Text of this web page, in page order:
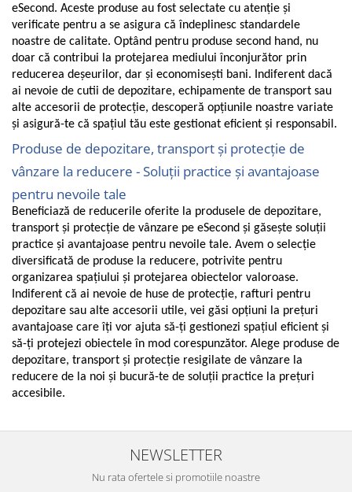
Imbracaminte femei
Imbracaminte si Incaltaminte copii
Incaltaminte barbati
Incaltaminte femei
Ochelari de soare
Ochelari de vedere
Gaming, Carti & Birotica
Birotica & Papetarie
Console, Jocuri & Accesorii
Ingrijire personala & Cosmetice
Accesorii aparate de ras electrice
Accesorii aparate hair styling
Aparate & Accesorii ingrijire
personala
Aparate cosmetice
Articole Sanatate si Wellness
Consumabile sanitare
Cosmetice si produse ingrijire
personala
Igiena dentara
Igiena si ingrijire
eSecond. Aceste produse au fost selectate cu atenție și
verificate pentru a se asigura că îndeplinesc standardele
noastre de calitate. Optând pentru produse second hand, nu
doar că contribui la protejarea mediului înconjurător prin
reducerea deșeurilor, dar și economisești bani. Indiferent dacă
ai nevoie de cutii de depozitare, echipamente de transport sau
alte accesorii de protecție, descoperă opțiunile noastre variate
și asigură-te că spațiul tău este gestionat eficient și responsabil.
Produse de depozitare, transport și protecție de
vânzare la reducere - Soluții practice și avantajoase
pentru nevoile tale
Beneficiază de reducerile oferite la produsele de depozitare,
transport și protecție de vânzare pe eSecond și găsește soluții
practice și avantajoase pentru nevoile tale. Avem o selecție
diversificată de produse la reducere, potrivite pentru
organizarea spațiului și protejarea obiectelor valoroase.
Indiferent că ai nevoie de huse de protecție, rafturi pentru
depozitare sau alte accesorii utile, vei găsi opțiuni la prețuri
avantajoase care îți vor ajuta să-ți gestionezi spațiul eficient și
să-ți protejezi obiectele în mod corespunzător. Alege produse de
depozitare, transport și protecție resigilate de vânzare la
reducere de la noi și bucură-te de soluții practice la prețuri
accesibile.
NEWSLETTER
Nu rata ofertele si promotiile noastre